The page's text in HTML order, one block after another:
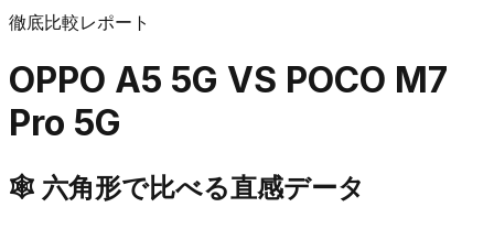
徹底比較レポート
OPPO A5 5G VS POCO M7
Pro 5G
🕸️ 六角形で比べる直感データ